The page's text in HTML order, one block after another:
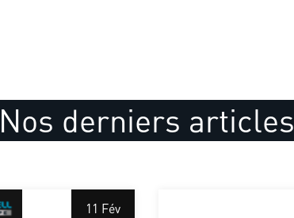
Nos derniers articles
11 Fév